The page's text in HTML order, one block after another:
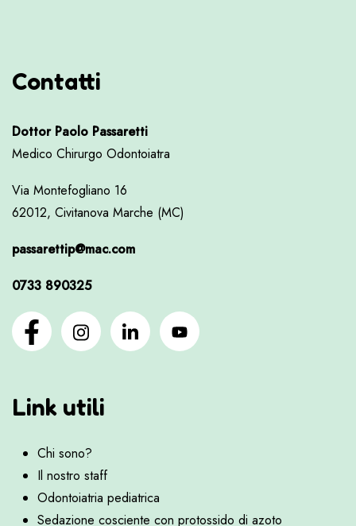
Contatti
Dottor Paolo Passaretti
Medico Chirurgo Odontoiatra
Via Montefogliano 16
62012, Civitanova Marche (MC)
passarettip@mac.com
0733 890325
Link utili
Chi sono?
Il nostro staff
Odontoiatria pediatrica
Sedazione cosciente con protossido di azoto